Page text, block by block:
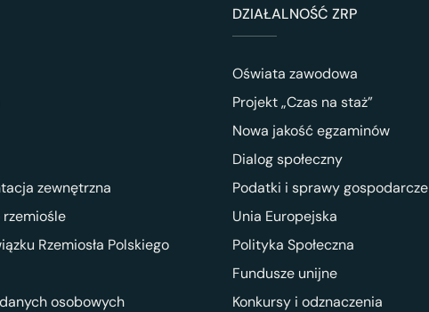
zewnętrzna
Rzemiosła Polskiego
osobowych
DZIAŁALNOŚĆ ZRP
Oświata zawodowa
Projekt „Czas na staż”
Nowa jakość egzaminów
Dialog społeczny
Podatki i sprawy gospodarcze
Unia Europejska
Polityka Społeczna
Fundusze unijne
Konkursy i odznaczenia